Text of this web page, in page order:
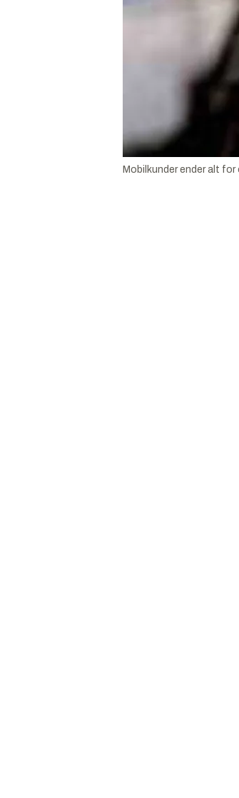
Mobilkunder ender alt